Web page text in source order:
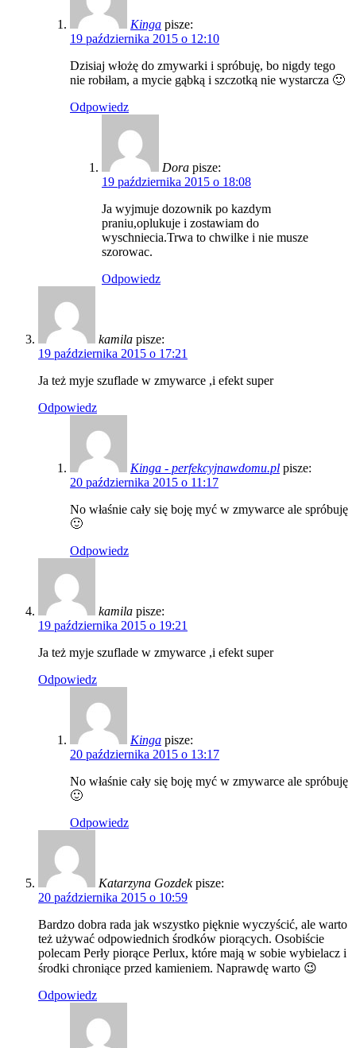
Kinga pisze:
19 października 2015 o 12:10
Dzisiaj włożę do zmywarki i spróbuję, bo nigdy tego
nie robiłam, a mycie gąbką i szczotką nie wystarcza 🙂
Odpowiedz
Dora pisze:
19 października 2015 o 18:08
Ja wyjmuje dozownik po kazdym
praniu,oplukuje i zostawiam do
wyschniecia.Trwa to chwilke i nie musze
szorowac.
Odpowiedz
kamila pisze:
19 października 2015 o 17:21
Ja też myje szuflade w zmywarce ,i efekt super
Odpowiedz
Kinga - perfekcyjnawdomu.pl pisze:
20 października 2015 o 11:17
No właśnie cały się boję myć w zmywarce ale spróbuję
🙂
Odpowiedz
kamila pisze:
19 października 2015 o 19:21
Ja też myje szuflade w zmywarce ,i efekt super
Odpowiedz
Kinga pisze:
20 października 2015 o 13:17
No właśnie cały się boję myć w zmywarce ale spróbuję
🙂
Odpowiedz
Katarzyna Gozdek pisze:
20 października 2015 o 10:59
Bardzo dobra rada jak wszystko pięknie wyczyścić, ale warto
też używać odpowiednich środków piorących. Osobiście
polecam Perły piorące Perlux, które mają w sobie wybielacz i
środki chroniące przed kamieniem. Naprawdę warto 😉
Odpowiedz